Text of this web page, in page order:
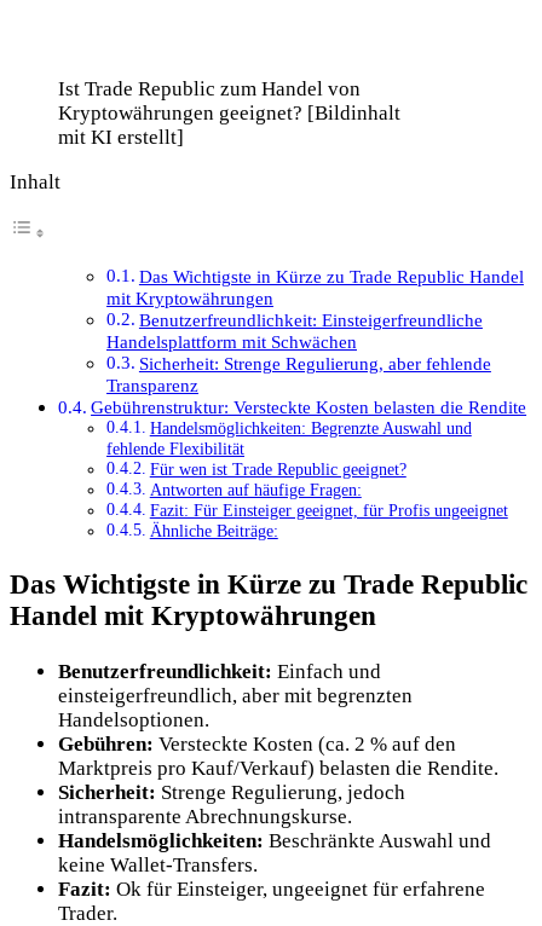
Ist Trade Republic zum Handel von
Kryptowährungen geeignet? [Bildinhalt
mit KI erstellt]
Inhalt
Das Wichtigste in Kürze zu Trade Republic Handel
mit Kryptowährungen
Benutzerfreundlichkeit: Einsteigerfreundliche
Handelsplattform mit Schwächen
Sicherheit: Strenge Regulierung, aber fehlende
Transparenz
Gebührenstruktur: Versteckte Kosten belasten die Rendite
Handelsmöglichkeiten: Begrenzte Auswahl und
fehlende Flexibilität
Für wen ist Trade Republic geeignet?
Antworten auf häufige Fragen:
Fazit: Für Einsteiger geeignet, für Profis ungeeignet
Ähnliche Beiträge:
Das Wichtigste in Kürze zu Trade Republic
Handel mit Kryptowährungen
Benutzerfreundlichkeit: Einfach und
einsteigerfreundlich, aber mit begrenzten
Handelsoptionen.
Gebühren: Versteckte Kosten (ca. 2 % auf den
Marktpreis pro Kauf/Verkauf) belasten die Rendite.
Sicherheit: Strenge Regulierung, jedoch
intransparente Abrechnungskurse.
Handelsmöglichkeiten: Beschränkte Auswahl und
keine Wallet-Transfers.
Fazit: Ok für Einsteiger, ungeeignet für erfahrene
Trader.